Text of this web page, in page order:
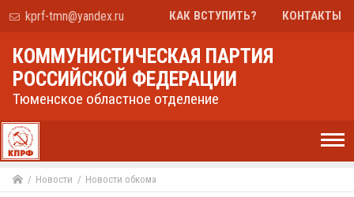
kprf-tmn@yandex.ru КАК ВСТУПИТЬ? КОНТАКТЫ
КОММУНИСТИЧЕСКАЯ ПАРТИЯ
РОССИЙСКОЙ ФЕДЕРАЦИИ
Тюменское областное отделение
Новости Новости обкома